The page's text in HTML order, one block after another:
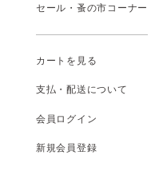
セール・蚤の市コーナー
カートを見る
支払 ・配送について
会員ログイン
新規会員登録